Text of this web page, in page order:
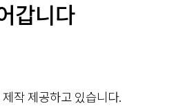
갑니다
작 제공하고 있습니다.